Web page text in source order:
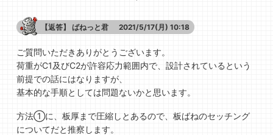
【返答】 ばねっと君 2021/5/17(月) 10:18
ご質問いただきありがとうございます。
荷重がC1及びC2が許容応力範囲内で、設計されているという
前提での話にはなりますが、
基本的な手順としては問題ないかと思います。
方法①に、板厚まで圧縮しとあるので、板ばねのセッチング
についてだと推察します。